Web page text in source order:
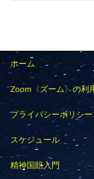
ホーム
Zoom〈ズーム〉の利
プライバシーポリシー
スケジュール
精神国賠入門